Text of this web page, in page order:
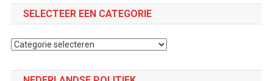
SELECTEER EEN CATEGORIE
Selecteer
categorie